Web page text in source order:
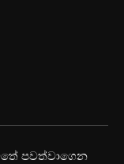
පවත්වාගෙන